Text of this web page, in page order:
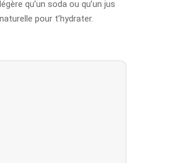
qu’un soda ou qu’un jus
pour t’hydrater.